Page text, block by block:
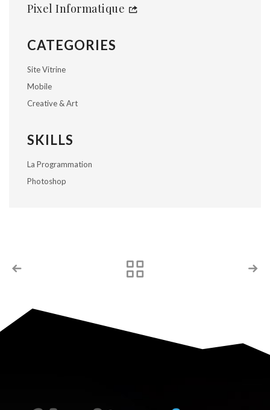
Pixel Informatique
CATEGORIES
Site Vitrine
Mobile
Creative & Art
SKILLS
La Programmation
Photoshop